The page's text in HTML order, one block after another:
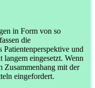
in Form von so
die
Patientenperspektive und
eingesetzt. Wenn
Zusammenhang mit der
eingefordert.